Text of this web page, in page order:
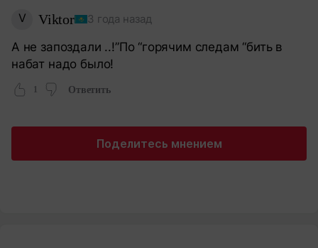
V Viktor 3 года назад
А не запоздали ..!”По “горячим следам “бить в
набат надо было!
Ответить
Поделитесь мнением